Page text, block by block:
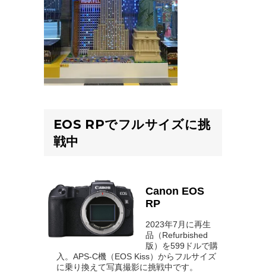
EOS RPでフルサイズに挑
戦中
Canon EOS
RP
2023年7月に再生
品（Refurbished
版）を599ドルで購
入。APS-C機（EOS Kiss）からフルサイズ
に乗り換えて写真撮影に挑戦中です。